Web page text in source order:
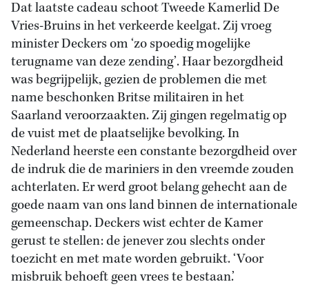
Dat laatste cadeau schoot Tweede Kamerlid De
Vries-Bruins in het verkeerde keelgat. Zij vroeg
minister Deckers om ‘zo spoedig mogelijke
terugname van deze zending’. Haar bezorgdheid
was begrijpelijk, gezien de problemen die met
name beschonken Britse militairen in het
Saarland veroorzaakten. Zij gingen regelmatig op
de vuist met de plaatselijke bevolking. In
Nederland heerste een constante bezorgdheid over
de indruk die de mariniers in den vreemde zouden
achterlaten. Er werd groot belang gehecht aan de
goede naam van ons land binnen de internationale
gemeenschap. Deckers wist echter de Kamer
gerust te stellen: de jenever zou slechts onder
toezicht en met mate worden gebruikt. ‘Voor
misbruik behoeft geen vrees te bestaan.’